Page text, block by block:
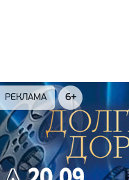
РЕКЛАМА 6+